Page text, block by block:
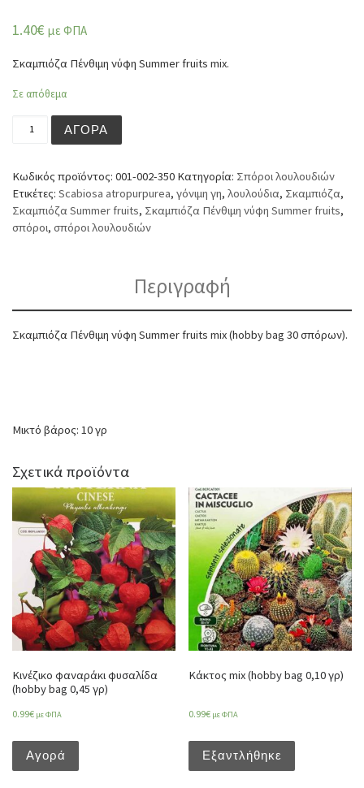
1.40€ με ΦΠΑ
Σκαμπιόζα Πένθιμη νύφη Summer fruits mix.
Σε απόθεμα
ΑΓΟΡΆ
Κωδικός προϊόντος: 001-002-350 Κατηγορία: Σπόροι λουλουδιών
Ετικέτες: Scabiosa atropurpurea, γόνιμη γη, λουλούδια, Σκαμπιόζα,
Σκαμπιόζα Summer fruits, Σκαμπιόζα Πένθιμη νύφη Summer fruits,
σπόροι, σπόροι λουλουδιών
Περιγραφή
Σκαμπιόζα Πένθιμη νύφη Summer fruits mix (hobby bag 30 σπόρων).
Μικτό βάρος: 10 γρ
Σχετικά προϊόντα
Κινέζικο φαναράκι φυσαλίδα
(hobby bag 0,45 γρ)
0.99€ με ΦΠΑ
Αγορά
Κάκτος mix (hobby bag 0,10 γρ)
0.99€ με ΦΠΑ
Εξαντλήθηκε